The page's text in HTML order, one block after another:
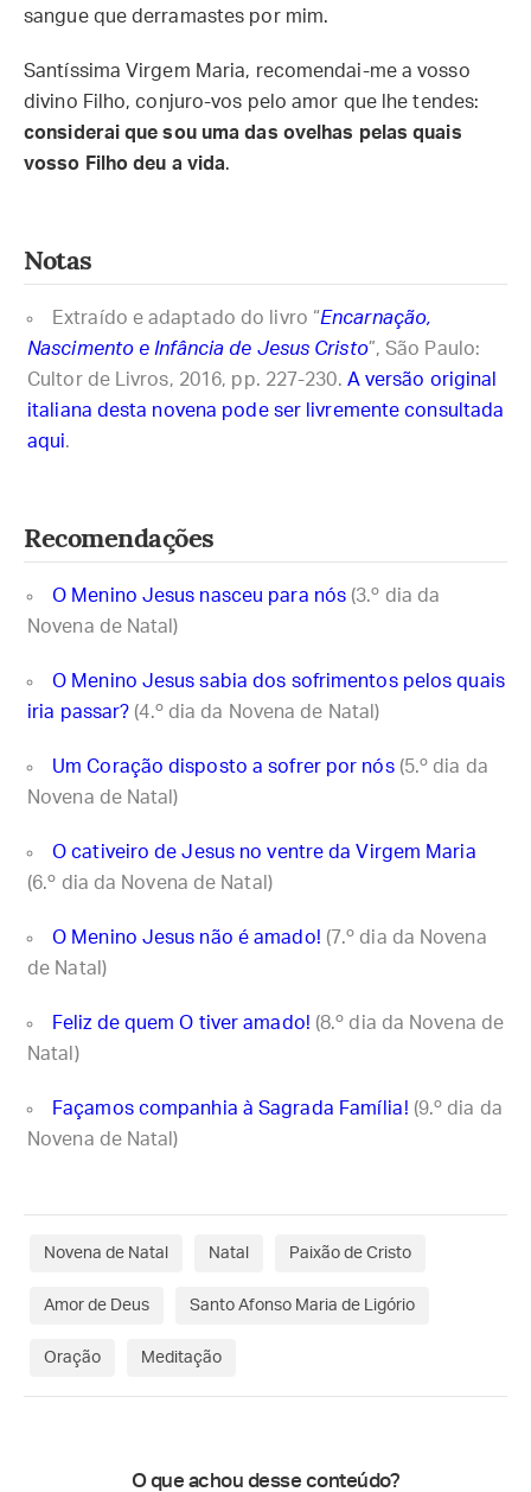
sangue que derramastes por mim.
Santíssima Virgem Maria, recomendai-me a vosso
divino Filho, conjuro-vos pelo amor que lhe tendes:
considerai que sou uma das ovelhas pelas quais
vosso Filho deu a vida.
Notas
Extraído e adaptado do livro “Encarnação,
Nascimento e Infância de Jesus Cristo”, São Paulo:
Cultor de Livros, 2016, pp. 227-230. A versão original
italiana desta novena pode ser livremente consultada
aqui.
Recomendações
O Menino Jesus nasceu para nós (3.º dia da
Novena de Natal)
O Menino Jesus sabia dos sofrimentos pelos quais
iria passar? (4.º dia da Novena de Natal)
Um Coração disposto a sofrer por nós(5.º dia da
Novena de Natal)
O cativeiro de Jesus no ventre da Virgem Maria
(6.º dia da Novena de Natal)
O Menino Jesus não é amado! (7.º dia da Novena
de Natal)
Feliz de quem O tiver amado! (8.º dia da Novena de
Natal)
Façamos companhia à Sagrada Família! (9.º dia da
Novena de Natal)
Novena de Natal Natal Paixão de Cristo
Amor de Deus Santo Afonso Maria de Ligório
Oração Meditação
O que achou desse conteúdo?